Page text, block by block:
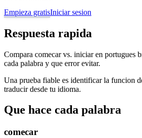
Empieza gratisIniciar sesion
Respuesta rapida
Compara comecar vs. iniciar en portugues
cada palabra y que error evitar.
Una prueba fiable es identificar la funcion
traducir desde tu idioma.
Que hace cada palabra
comecar